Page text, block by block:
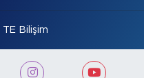
TE Bilişim